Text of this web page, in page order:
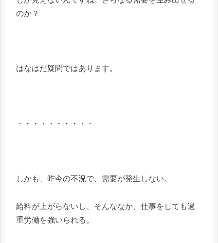
のか？
はなはだ疑問ではあります。
・・・・・・・・・・
しかも、昨今の不況で、需要が発生しない。
給料が上がらないし、そんななか、仕事をしても過
重労働を強いられる。